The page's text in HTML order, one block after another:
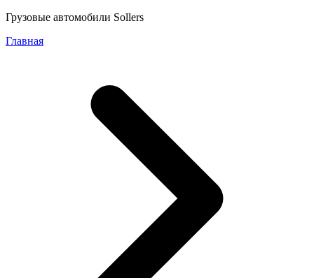
Грузовые автомобили Sollers
Главная